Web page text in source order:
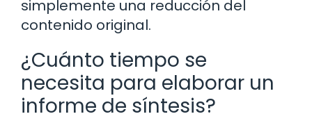
simplemente una reducción del
contenido original.
¿Cuánto tiempo se
necesita para elaborar un
informe de síntesis?